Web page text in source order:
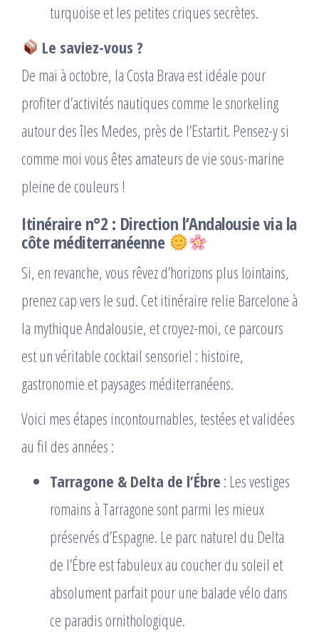
turquoise et les petites criques secrètes.
Le saviez-vous ?
De mai à octobre, la Costa Brava est idéale pour
profiter d’activités nautiques comme le snorkeling
autour des îles Medes, près de l’Estartit. Pensez-y si
comme moi vous êtes amateurs de vie sous-marine
pleine de couleurs !
Itinéraire n°2 : Direction l’Andalousie via la
côte méditerranéenne
Si, en revanche, vous rêvez d’horizons plus lointains,
prenez cap vers le sud. Cet itinéraire relie Barcelone à
la mythique Andalousie, et croyez-moi, ce parcours
est un véritable cocktail sensoriel : histoire,
gastronomie et paysages méditerranéens.
Voici mes étapes incontournables, testées et validées
au fil des années :
Tarragone & Delta de l’Ébre : Les vestiges
romains à Tarragone sont parmi les mieux
préservés d’Espagne. Le parc naturel du Delta
de l’Ébre est fabuleux au coucher du soleil et
absolument parfait pour une balade vélo dans
ce paradis ornithologique.